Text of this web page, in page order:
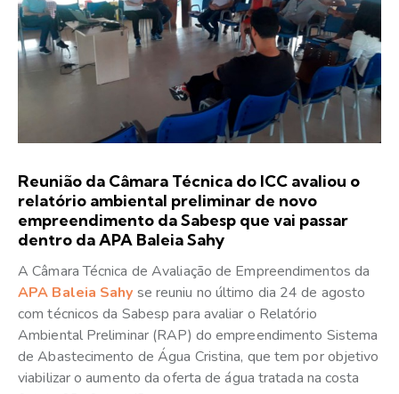
Reunião da Câmara Técnica do ICC avaliou o
relatório ambiental preliminar de novo
empreendimento da Sabesp que vai passar
dentro da APA Baleia Sahy
A Câmara Técnica de Avaliação de Empreendimentos da
APA Baleia Sahy se reuniu no último dia 24 de agosto
com técnicos da Sabesp para avaliar o Relatório
Ambiental Preliminar (RAP) do empreendimento Sistema
de Abastecimento de Água Cristina, que tem por objetivo
viabilizar o aumento da oferta de água tratada na costa